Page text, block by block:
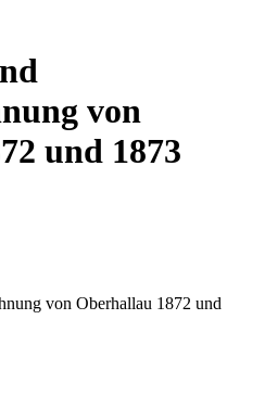
von
und 1873
von Oberhallau 1872 und